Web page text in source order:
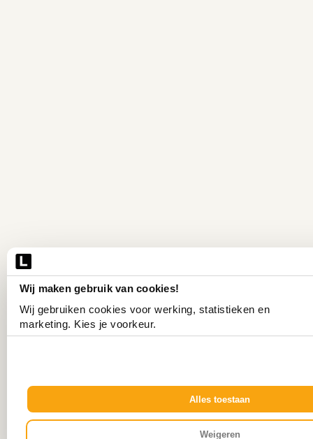
Wij maken gebruik van cookies!
Wij gebruiken cookies voor werking, statistieken en
marketing. Kies je voorkeur.
Alles toestaan
Weigeren